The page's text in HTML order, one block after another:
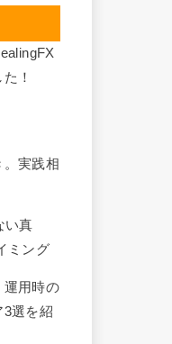
！
。実践相
い真
ミング
運用時の
3選を紹